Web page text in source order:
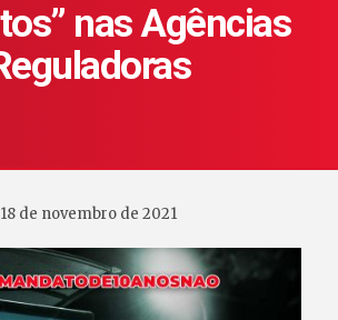
nas Agências
18 de novembro de 2021